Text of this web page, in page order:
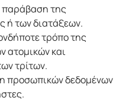
παράβαση της
ή των διατάξεων.
τρόπο της
ατομικών και
τρίτων.
προσωπικών δεδομένων